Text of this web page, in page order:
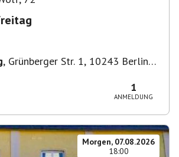
JEDEN Freitag
, Grünberger Str. 1, 10243 Berlin-
1
ANMELDUNG
Morgen, 07.08.2026
18:00